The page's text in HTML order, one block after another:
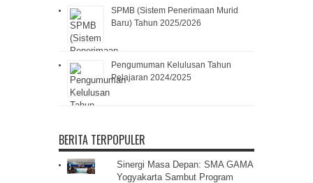
SPMB (Sistem Penerimaan Murid
Baru) Tahun 2025/2026
Pengumuman Kelulusan Tahun
Pelajaran 2024/2025
BERITA TERPOPULER
Sinergi Masa Depan: SMA GAMA
Yogyakarta Sambut Program